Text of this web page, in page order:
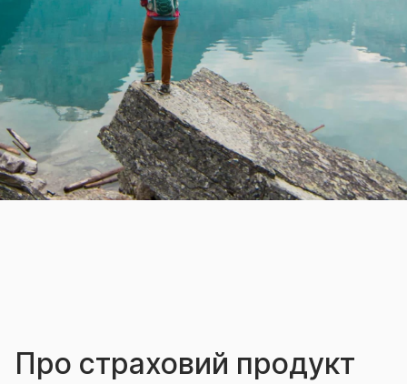
Про страховий продукт